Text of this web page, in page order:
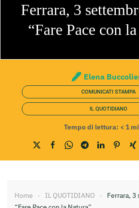
Ferrara, 3
“Fare Pace con
Elena
COMUNICATI STAMPA
IL QUOTIDIANO
Tempo di lettura: < 1
Home IL QUOTIDIANO
Ferrara,